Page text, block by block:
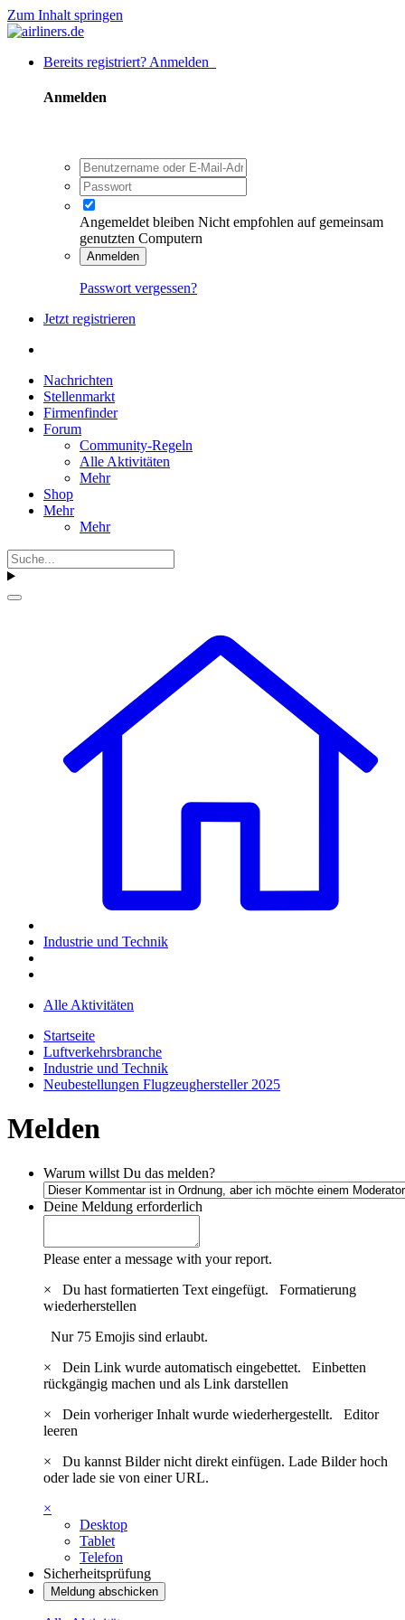
Zum Inhalt springen
Bereits registriert? Anmelden
Anmelden
Angemeldet bleiben Nicht empfohlen auf gemeinsam
genutzten Computern
Anmelden
Passwort vergessen?
Jetzt registrieren
Nachrichten
Stellenmarkt
Firmenfinder
Forum
Community-Regeln
Alle Aktivitäten
Mehr
Shop
Mehr
Mehr
Industrie und Technik
Alle Aktivitäten
Startseite
Luftverkehrsbranche
Industrie und Technik
Neubestellungen Flugzeughersteller 2025
Melden
Warum willst Du das melden?
Deine Meldung erforderlich
Please enter a message with your report.
×
Du hast formatierten Text eingefügt. Formatierung
wiederherstellen
Nur 75 Emojis sind erlaubt.
×
Dein Link wurde automatisch eingebettet. Einbetten
rückgängig machen und als Link darstellen
×
Dein vorheriger Inhalt wurde wiederhergestellt. Editor
leeren
×
Du kannst Bilder nicht direkt einfügen. Lade Bilder hoch
oder lade sie von einer URL.
×
Desktop
Tablet
Telefon
Sicherheitsprüfung
Meldung abschicken